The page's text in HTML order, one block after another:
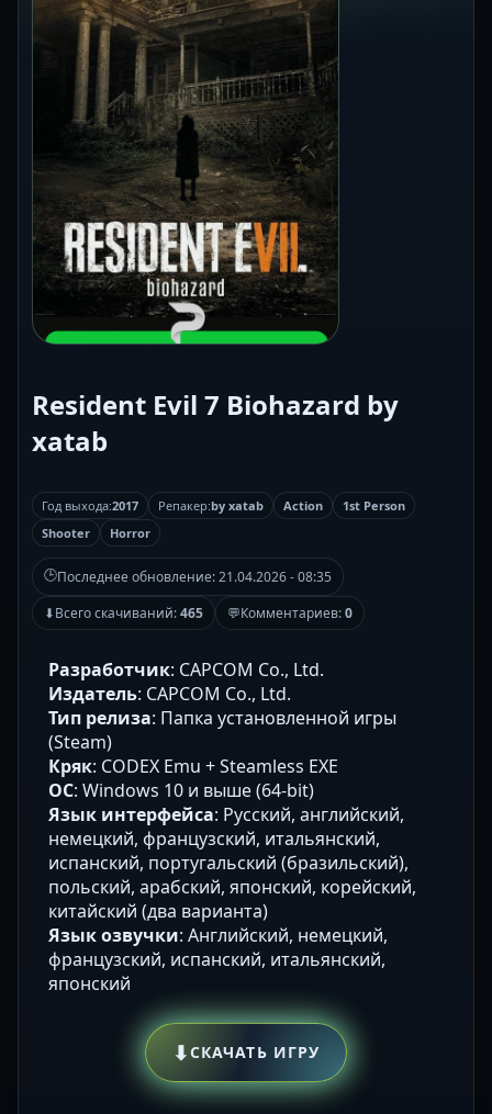
Resident Evil 7 Biohazard by
xatab
Год выхода:2017 Репакер:by xatab Action
1st Person
Shooter
Horror
🕒Последнее обновление:21.04.2026 - 08:35
⬇Всего скачиваний:465 💬Комментариев:0
Разработчик: CAPCOM Co., Ltd.
Издатель: CAPCOM Co., Ltd.
Тип релиза: Папка установленной игры
(Steam)
Кряк: CODEX Emu + Steamless EXE
ОС: Windows 10 и выше (64-bit)
Язык интерфейса: Русский, английский,
немецкий, французский, итальянский,
испанский, португальский (бразильский),
польский, арабский, японский, корейский,
китайский (два варианта)
Язык озвучки: Английский, немецкий,
французский, испанский, итальянский,
японский
⬇СКАЧАТЬ ИГРУ